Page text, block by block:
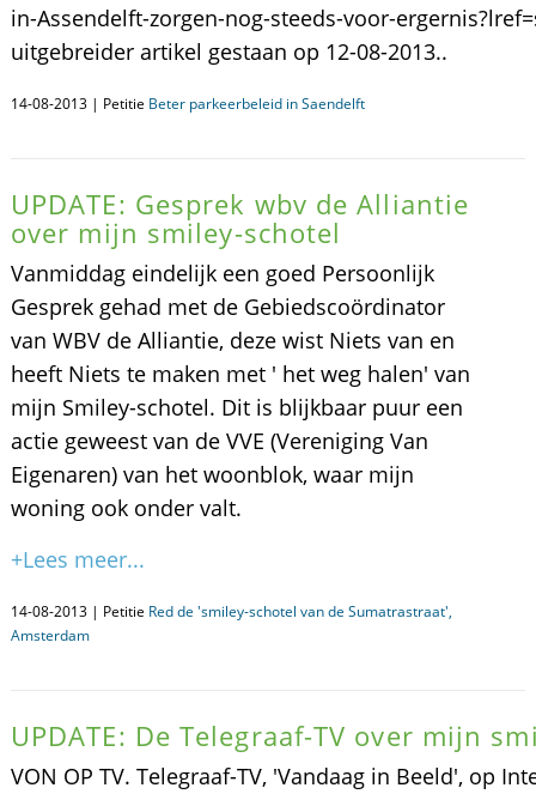
in-Assendelft-zorgen-nog-steeds-voor-
uitgebreider artikel gestaan op 12-08-2013..
14-08-2013 | Petitie Beter parkeerbeleid in Saendelft
UPDATE: Gesprek wbv de Alliantie
over mijn smiley-schotel
Vanmiddag eindelijk een goed Persoonlijk
Gesprek gehad met de Gebiedscoördinator
van WBV de Alliantie, deze wist Niets van en
heeft Niets te maken met ' het weg halen' van
mijn Smiley-schotel. Dit is blijkbaar puur een
actie geweest van de VVE (Vereniging Van
Eigenaren) van het woonblok, waar mijn
woning ook onder valt.
+Lees meer...
14-08-2013 | Petitie Red de 'smiley-schotel van de Sumatrastraat',
Amsterdam
UPDATE: De Telegraaf-TV over mijn
VON OP TV. Telegraaf-TV, 'Vandaag in Beeld', op